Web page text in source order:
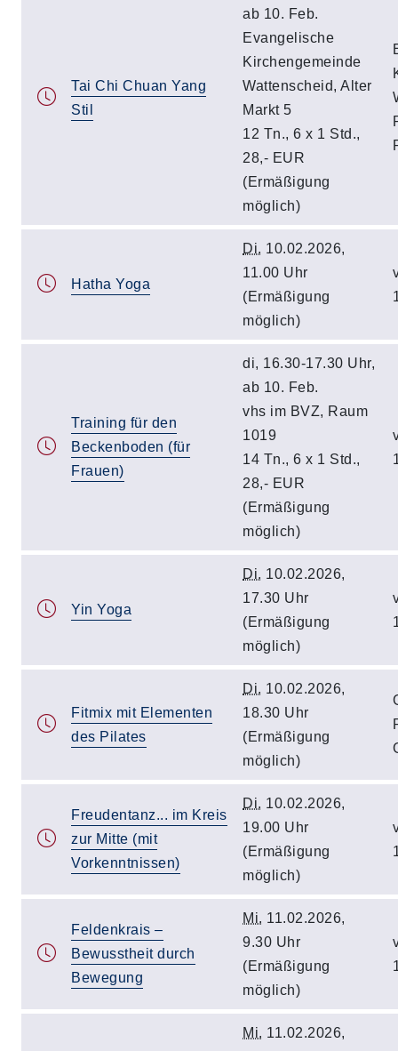
Tai Chi Chuan Yang
Stil
ab 10. Feb.
Evangelische
Kirchengemeinde
Wattenscheid, Alter
Markt 5
12 Tn., 6 x 1 Std.,
28,- EUR
(Ermäßigung
möglich)
Hatha Yoga
Di. 10.02.2026,
11.00 Uhr
(Ermäßigung
möglich)
Training für den
Beckenboden (für
Frauen)
di, 16.30-17.30 Uhr,
ab 10. Feb.
vhs im BVZ, Raum
1019
14 Tn., 6 x 1 Std.,
28,- EUR
(Ermäßigung
möglich)
Yin Yoga
Di. 10.02.2026,
17.30 Uhr
(Ermäßigung
möglich)
Fitmix mit Elementen
des Pilates
Di. 10.02.2026,
18.30 Uhr
(Ermäßigung
möglich)
Freudentanz... im Kreis
zur Mitte (mit
Vorkenntnissen)
Di. 10.02.2026,
19.00 Uhr
(Ermäßigung
möglich)
Feldenkrais –
Bewusstheit durch
Bewegung
Mi. 11.02.2026,
9.30 Uhr
(Ermäßigung
möglich)
Mi. 11.02.2026,